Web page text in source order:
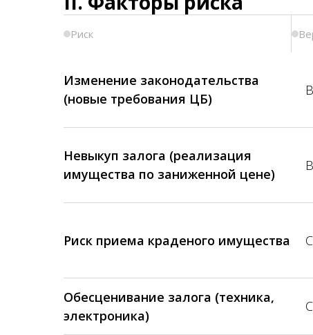
Риск
Изменение законодательства
(новые требования ЦБ)
Невыкуп залога (реализация
имущества по заниженной цене)
Риск приема краденого имущества
Обесценивание залога (техника,
электроника)